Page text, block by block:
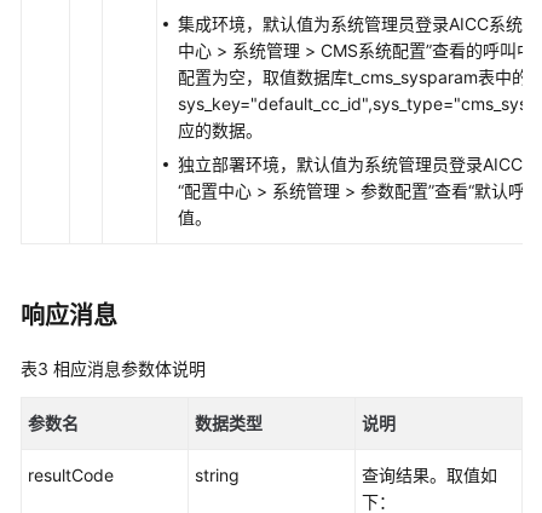
类
接
口
考
前
集成环境，默认值为系统管理员登录AICC系统
中心 > 系统管理 > CMS系统配置”查看的呼叫中
配置为空，取值数据库t_cms_sysparam表中的
应的数据。
独立部署环境，默认值为系统管理员登录AICC
“配置中心 > 系统管理 > 参数配置”查看“默认呼
值。
响应消息
表3 相应消息参数体说明
参数名 数据类型 说明
resultCode string
查询结果。取值如
下：